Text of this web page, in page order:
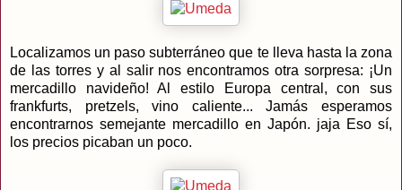
Localizamos un paso subterráneo que te lleva hasta la zona
de las torres y al salir nos encontramos otra sorpresa: ¡Un
mercadillo navideño! Al estilo Europa central, con sus
frankfurts, pretzels, vino caliente... Jamás esperamos
encontrarnos semejante mercadillo en Japón. jaja Eso sí,
los precios picaban un poco.